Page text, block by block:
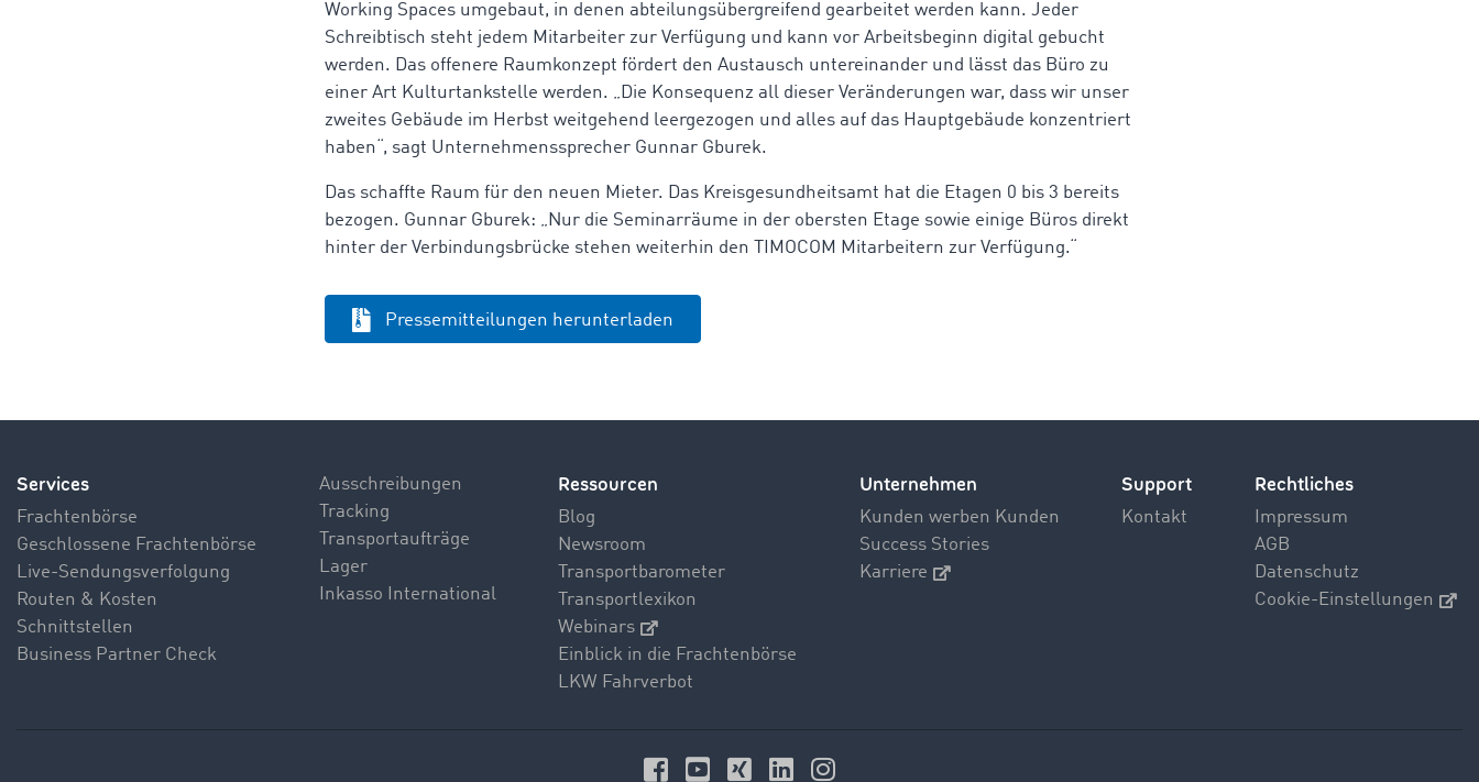
Working Spaces umgebaut, in denen abteilungsübergreifend gearbeitet werden kann. Jeder
Schreibtisch steht jedem Mitarbeiter zur Verfügung und kann vor Arbeitsbeginn digital gebucht
werden. Das offenere Raumkonzept fördert den Austausch untereinander und lässt das Büro zu
einer Art Kulturtankstelle werden. „Die Konsequenz all dieser Veränderungen war, dass wir unser
zweites Gebäude im Herbst weitgehend leergezogen und alles auf das Hauptgebäude konzentriert
haben“, sagt Unternehmenssprecher Gunnar Gburek.
Das schaffte Raum für den neuen Mieter. Das Kreisgesundheitsamt hat die Etagen 0 bis 3 bereits
bezogen. Gunnar Gburek: „Nur die Seminarräume in der obersten Etage sowie einige Büros direkt
hinter der Verbindungsbrücke stehen weiterhin den TIMOCOM Mitarbeitern zur Verfügung.“
Pressemitteilungen herunterladen
Services
Frachtenbörse
Geschlossene Frachtenbörse
Live-Sendungsverfolgung
Routen & Kosten
Schnittstellen
Business Partner Check
Ausschreibungen
Tracking
Transportaufträge
Lager
Inkasso International
Ressourcen
Blog
Newsroom
Transportbarometer
Transportlexikon
Webinars
Einblick in die Frachtenbörse
LKW Fahrverbot
Unternehmen
Kunden werben Kunden
Success Stories
Karriere
Support
Kontakt
Rechtliches
Impressum
AGB
Datenschutz
Cookie-Einstellungen